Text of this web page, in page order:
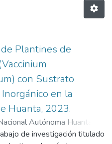
Plantines de
con Sustrato
en la
Huanta, 2023.
Autónoma Huanta
Avila Galvez, Jhoner Jarol;
de investigación titulado